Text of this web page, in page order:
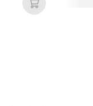
Ajouter au